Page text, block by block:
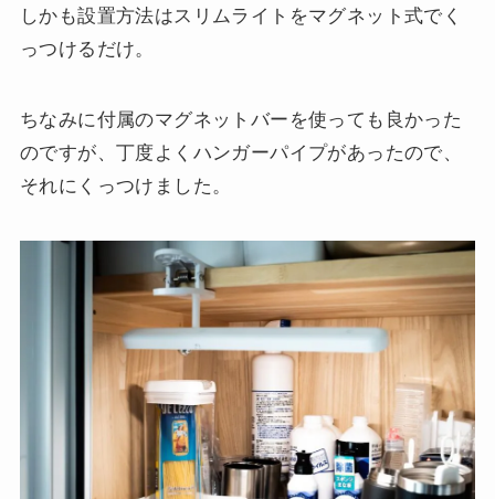
しかも設置方法はスリムライトをマグネット式でく
っつけるだけ。
ちなみに付属のマグネットバーを使っても良かった
のですが、丁度よくハンガーパイプがあったので、
それにくっつけました。